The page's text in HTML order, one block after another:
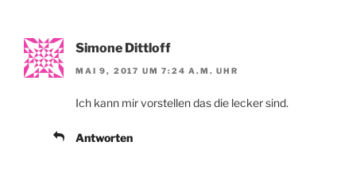
Simone Dittloff
MAI 9, 2017 UM 7:24 A.M. UHR
Ich kann mir vorstellen das die lecker sind.
Antworten